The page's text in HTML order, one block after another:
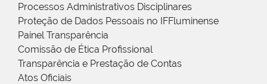
Processos Administrativos Disciplinares
Proteção de Dados Pessoais no IFFluminense
Painel Transparência
Comissão de Ética Profissional
Transparência e Prestação de Contas
Atos Oficiais